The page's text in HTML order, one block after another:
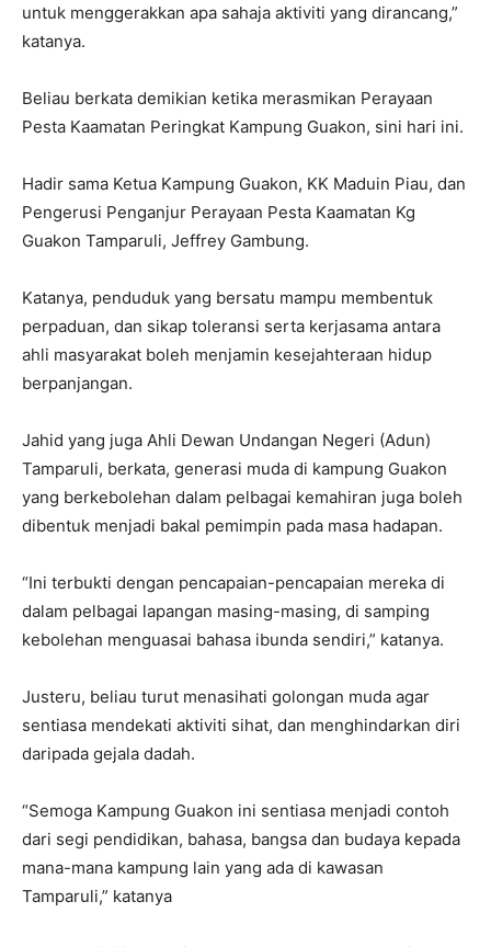
untuk menggerakkan apa sahaja aktiviti yang dirancang,”
katanya.
Beliau berkata demikian ketika merasmikan Perayaan
Pesta Kaamatan Peringkat Kampung Guakon, sini hari ini.
Hadir sama Ketua Kampung Guakon, KK Maduin Piau, dan
Pengerusi Penganjur Perayaan Pesta Kaamatan Kg
Guakon Tamparuli, Jeffrey Gambung.
Katanya, penduduk yang bersatu mampu membentuk
perpaduan, dan sikap toleransi serta kerjasama antara
ahli masyarakat boleh menjamin kesejahteraan hidup
berpanjangan.
Jahid yang juga Ahli Dewan Undangan Negeri (Adun)
Tamparuli, berkata, generasi muda di kampung Guakon
yang berkebolehan dalam pelbagai kemahiran juga boleh
dibentuk menjadi bakal pemimpin pada masa hadapan.
“Ini terbukti dengan pencapaian-pencapaian mereka di
dalam pelbagai lapangan masing-masing, di samping
kebolehan menguasai bahasa ibunda sendiri,” katanya.
Justeru, beliau turut menasihati golongan muda agar
sentiasa mendekati aktiviti sihat, dan menghindarkan diri
daripada gejala dadah.
“Semoga Kampung Guakon ini sentiasa menjadi contoh
dari segi pendidikan, bahasa, bangsa dan budaya kepada
mana-mana kampung lain yang ada di kawasan
Tamparuli,” katanya